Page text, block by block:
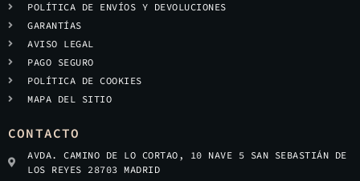
POLÍTICA DE ENVÍOS Y DEVOLUCIONES
GARANTÍAS
AVISO LEGAL
PAGO SEGURO
POLÍTICA DE COOKIES
MAPA DEL SITIO
CONTACTO
AVDA. CAMINO DE LO CORTAO, 10 NAVE 5 SAN SEBASTIÁN DE
LOS REYES 28703 MADRID